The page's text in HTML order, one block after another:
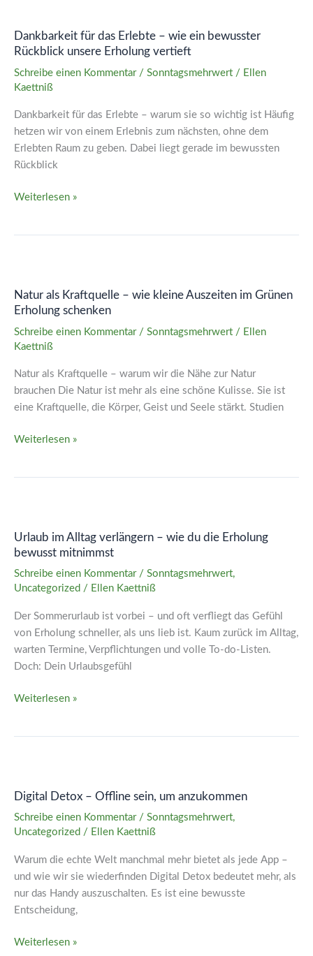
Dankbarkeit für das Erlebte – wie ein bewusster
Rückblick unsere Erholung vertieft
Schreibe einen Kommentar / Sonntagsmehrwert / Ellen
Kaettniß
Dankbarkeit für das Erlebte – warum sie so wichtig ist Häufig
hetzen wir von einem Erlebnis zum nächsten, ohne dem
Erlebten Raum zu geben. Dabei liegt gerade im bewussten
Rückblick
das
Erlebte
–
wie
bewusster
Rückblick
unsere
Erholung
Weiterlesen »
Natur als Kraftquelle – wie kleine Auszeiten im Grünen
Erholung schenken
Schreibe einen Kommentar / Sonntagsmehrwert / Ellen
Kaettniß
Natur als Kraftquelle – warum wir die Nähe zur Natur
brauchen Die Natur ist mehr als eine schöne Kulisse. Sie ist
eine Kraftquelle, die Körper, Geist und Seele stärkt. Studien
Kraftquelle
–
wie
kleine
im
Grünen
Erholung
Weiterlesen »
Urlaub im Alltag verlängern – wie du die Erholung
bewusst mitnimmst
Schreibe einen Kommentar / Sonntagsmehrwert,
Uncategorized / Ellen Kaettniß
Der Sommerurlaub ist vorbei – und oft verfliegt das Gefühl
von Erholung schneller, als uns lieb ist. Kaum zurück im Alltag,
warten Termine, Verpflichtungen und volle To-do-Listen.
Doch: Dein Urlaubsgefühl
Alltag
verlängern
–
wie
die
Erholung
bewusst
mitnimmst
Weiterlesen »
Digital Detox – Offline sein, um anzukommen
Schreibe einen Kommentar / Sonntagsmehrwert,
Uncategorized / Ellen Kaettniß
Warum die echte Welt manchmal mehr bietet als jede App –
und wie wir sie wiederfinden Digital Detox bedeutet mehr, als
nur das Handy auszuschalten. Es ist eine bewusste
Entscheidung,
–
Offline
sein,
anzukommen
Weiterlesen »